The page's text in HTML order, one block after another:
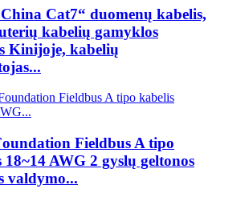
Cat7“ duomenų kabelis,
kabelių gamyklos
Kinijoje, kabelių
Fieldbus A tipo
18~14 AWG 2 gyslų geltonos
valdymo...